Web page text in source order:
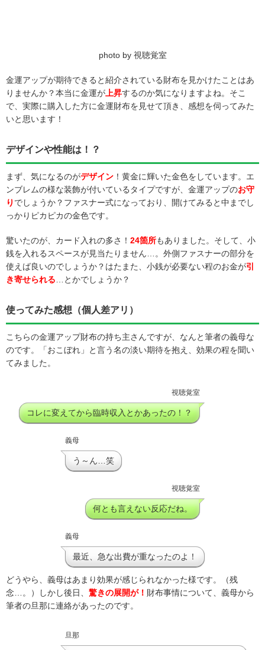
photo by 視聴覚室
金運アップが期待できると紹介されている財布を見かけたことはあ
りませんか？本当に金運が上昇するのか気になりますよね。そこ
で、実際に購入した方に金運財布を見せて頂き、感想を伺ってみた
いと思います！
デザインや性能は！？
まず、気になるのがデザイン ！黄金に輝いた金色をしています。エ
ンブレムの様な装飾が付いているタイプですが、金運アップのお守
り でしょうか？ファスナー式になっており、開けてみると中までし
っかりピカピカの金色です。
驚いたのが、カード入れの多さ！ 24箇所もありました。そして、小
銭を入れるスペースが見当たりません…。外側ファスナーの部分を
使えば良いのでしょうか？はたまた、小銭が必要ない程のお金が引
き寄せられる…とかでしょうか？
使ってみた感想（個人差アリ）
こちらの金運アップ財布の持ち主さんですが、なんと筆者の義母な
のです。「おこぼれ」と言う名の淡い期待を抱え、効果の程を聞い
てみました。
視聴覚室
コレに変えてから臨時収入とかあったの！？
義母
う～ん…笑
視聴覚室
何とも言えない反応だね。
義母
最近、急な出費が重なったのよ！
どうやら、義母はあまり効果が感じられなかった様です。（残
念…。）しかし後日、 驚きの展開が！ 財布事情について、義母から
筆者の旦那に連絡があったのです。
旦那